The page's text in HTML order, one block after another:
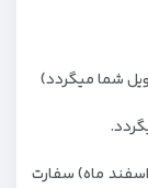
شما میگردد)
اسفند ماه) سفارت